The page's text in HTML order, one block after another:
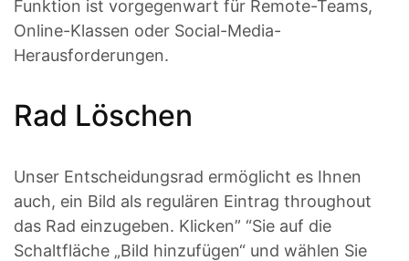
Funktion ist vorgegenwart für Remote-Teams,
Online-Klassen oder Social-Media-
Herausforderungen.
Rad Löschen
Unser Entscheidungsrad ermöglicht es Ihnen
auch, ein Bild als regulären Eintrag throughout
das Rad einzugeben. Klicken” “Sie auf die
Schaltfläche „Bild hinzufügen“ und wählen Sie